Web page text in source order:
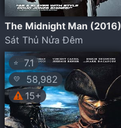
The Midnight Man (2016)
Sát Thủ Nửa Đêm
⭐ 7.1
💛
58,982
15+